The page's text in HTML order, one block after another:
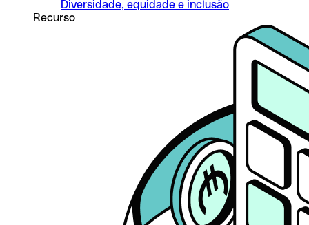
Diversidade, equidade e inclusão
Recurso